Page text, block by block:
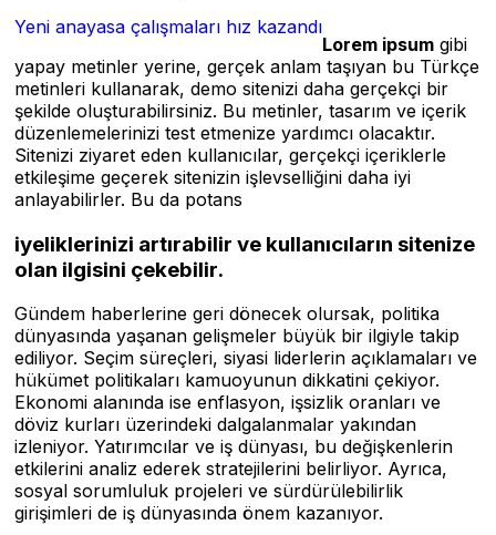
Yeni anayasa çalışmaları hız kazandı
Lorem ipsum gibi
yapay metinler yerine, gerçek anlam taşıyan bu Türkçe
metinleri kullanarak, demo sitenizi daha gerçekçi bir
şekilde oluşturabilirsiniz. Bu metinler, tasarım ve içerik
düzenlemelerinizi test etmenize yardımcı olacaktır.
Sitenizi ziyaret eden kullanıcılar, gerçekçi içeriklerle
etkileşime geçerek sitenizin işlevselliğini daha iyi
anlayabilirler. Bu da potans
iyeliklerinizi artırabilir ve kullanıcıların sitenize
olan ilgisini çekebilir.
Gündem haberlerine geri dönecek olursak, politika
dünyasında yaşanan gelişmeler büyük bir ilgiyle takip
ediliyor. Seçim süreçleri, siyasi liderlerin açıklamaları ve
hükümet politikaları kamuoyunun dikkatini çekiyor.
Ekonomi alanında ise enflasyon, işsizlik oranları ve
döviz kurları üzerindeki dalgalanmalar yakından
izleniyor. Yatırımcılar ve iş dünyası, bu değişkenlerin
etkilerini analiz ederek stratejilerini belirliyor. Ayrıca,
sosyal sorumluluk projeleri ve sürdürülebilirlik
girişimleri de iş dünyasında önem kazanıyor.